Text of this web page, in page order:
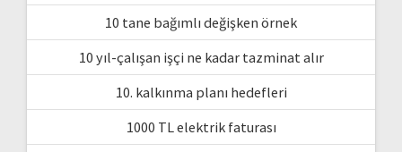
10 tane bağımlı değişken örnek
10 yıl-çalışan işçi ne kadar tazminat alır
10. kalkınma planı hedefleri
1000 TL elektrik faturası